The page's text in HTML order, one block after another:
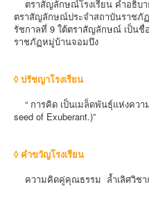
ตราสัญลักษณ์โรงเรียน คำอธิบ
ตราสัญลักษณ์ประจำสถาบันราชภั
รัชกาลที่ 9 ใต้ตราสัญลักษณ์ เป็นชื่
ราชภัฏหมู่บ้านจอมบึง
◊ ปรัชญาโรงเรียน
“ การคิด เป็นเมล็ดพันธุ์แห่งควา
seed of Exuberant.)”
◊ คำขวัญโรงเรียน
ความคิดคู่คุณธรรม ล้ำเลิศวิชา